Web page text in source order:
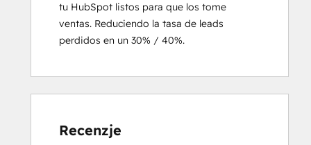
tu HubSpot listos para que los tome
ventas. Reduciendo la tasa de leads
perdidos en un 30% / 40%.
Recenzje